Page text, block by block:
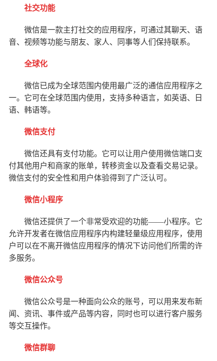
社交功能
微信是一款主打社交的应用程序，可通过其聊天、语
音、视频等功能与朋友、家人、同事等人们保持联系。
全球化
微信已成为全球范围内使用最广泛的通信应用程序之
一。它可在全球范围内使用，支持多种语言，如英语、日
语、韩语等。
微信支付
微信还具有支付功能。它可以让用户使用微信端口支
付其他用户和商家的账单，转移资金以及查看交易记录。
微信支付的安全性和用户体验得到了广泛认可。
微信小程序
微信还提供了一个非常受欢迎的功能——小程序。它
允许开发者在微信应用程序内构建轻量级应用程序，使用
户可以在不离开微信应用程序的情况下访问他们所需的许
多服务。
微信公众号
微信公众号是一种面向公众的账号，可以用来发布新
闻、资讯、事件或产品等内容，同时也可以进行客户服务
等交互操作。
微信群聊